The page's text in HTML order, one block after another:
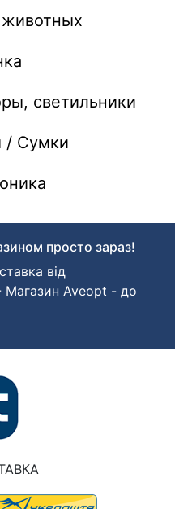
светильники
/ Сумки
просто зараз!
від
Магазин Aveopt - до